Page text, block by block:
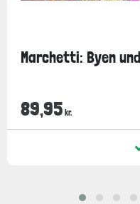
Marchetti: Byen
89,95 kr.